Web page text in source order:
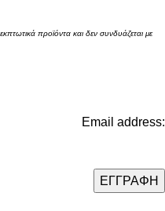
προϊόντα και δεν συνδυάζεται με
Email address: